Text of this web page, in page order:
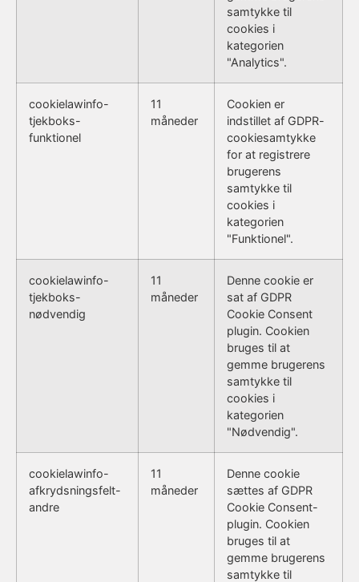
samtykke til
cookies i
kategorien
"Analytics".
cookielawinfo-
tjekboks-
funktionel
11
måneder
Cookien er
indstillet af GDPR-
cookiesamtykke
for at registrere
brugerens
samtykke til
cookies i
kategorien
"Funktionel".
cookielawinfo-
tjekboks-
nødvendig
11
måneder
Denne cookie er
sat af GDPR
Cookie Consent
plugin. Cookien
bruges til at
gemme brugerens
samtykke til
cookies i
kategorien
"Nødvendig".
cookielawinfo-
afkrydsningsfelt-
andre
11
måneder
Denne cookie
sættes af GDPR
Cookie Consent-
plugin. Cookien
bruges til at
gemme brugerens
samtykke til